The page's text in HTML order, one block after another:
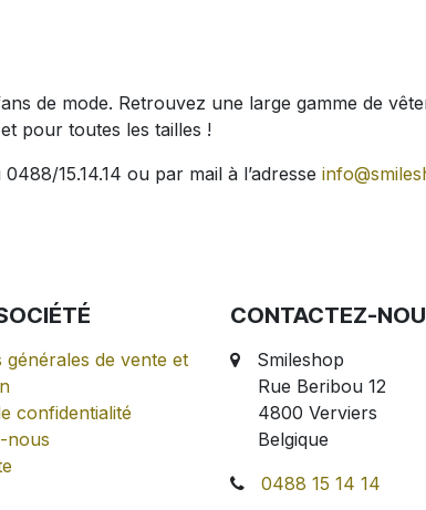
de mode. Retrouvez une large gamme de
pour toutes les tailles !
15.14.14 ou par mail à l’adresse
générales de vente et
confidentialité
nous
CONTACTEZ-
Smileshop
Rue Beribou 12
4800 Verviers
Belgique
0488 15 14 14